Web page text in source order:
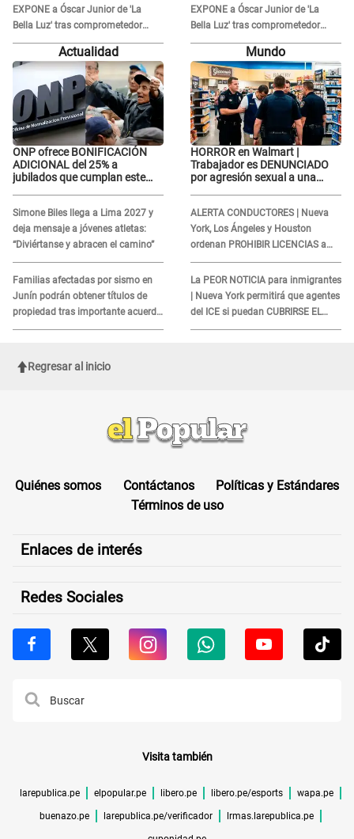
EXPONE a Óscar Junior de 'La
Bella Luz' tras comprometedor
video y detalla DESAGRADABLE
momento: "Me hizo sentir
incómoda"
EXPONE a Óscar Junior de 'La
Bella Luz' tras comprometedor
video y detalla DESAGRADABLE
momento: "Me hizo sentir
incómoda"
Actualidad
ONP ofrece BONIFICACIÓN
ADICIONAL del 25% a
jubilados que cumplan este
Simone Biles llega a Lima 2027 y
deja mensaje a jóvenes atletas:
“Diviértanse y abracen el camino”
Familias afectadas por sismo en
Junín podrán obtener títulos de
propiedad tras importante acuerdo
de Cofopri
Mundo
HORROR en Walmart |
Trabajador es DENUNCIADO
por agresión sexual a una
ALERTA CONDUCTORES | Nueva
York, Los Ángeles y Houston
ordenan PROHIBIR LICENCIAS a
quienes no presenten ESTE
DOCUMENTO
La PEOR NOTICIA para inmigrantes
| Nueva York permitirá que agentes
del ICE si puedan CUBRIRSE EL
ROSTRO
Regresar al inicio
Quiénes somos Contáctanos
Políticas y Estándares
Términos de uso
Enlaces de interés
Redes Sociales
Visita también
larepublica.pe elpopular.pe libero.pe libero.pe/esports wapa.pe
buenazo.pe larepublica.pe/verificador lrmas.larepublica.pe